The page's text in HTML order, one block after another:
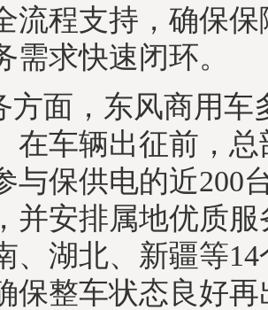
流程支持，确保
需求快速闭环。
方面，东风商用车
在车辆出征前，
与保供电的近200
并安排属地优质
、湖北、新疆等
保整车状态良好